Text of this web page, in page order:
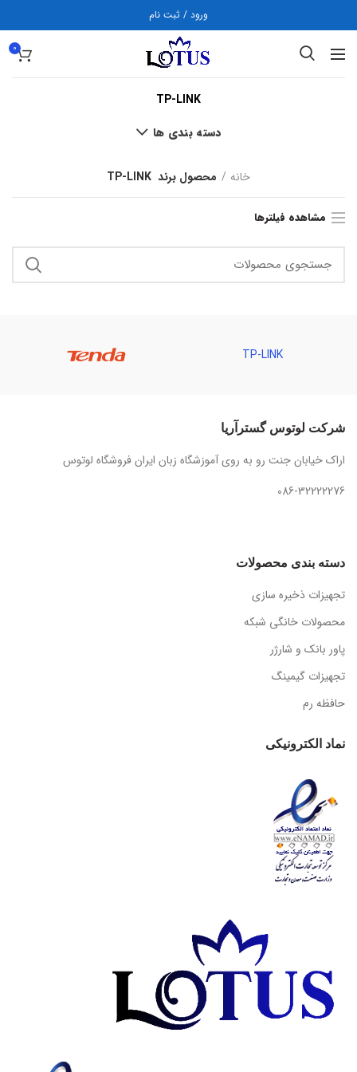
ورود / ثبت نام
0
TP-LINK
دسته بندی ها
خانه محصول برند TP-LINK
مشاهده فیلترها
TP-LINK
شرکت لوتوس گسترآریا
اراک خیابان جنت رو به روی آموزشگاه زبان ایران فروشگاه لوتوس
086-32222276
دسته بندی محصولات
تجهیزات ذخیره سازی
محصولات خانگی شبکه
پاور بانک و شارژر
تجهیزات گیمینگ
حافظه رم
نماد الکترونیکی